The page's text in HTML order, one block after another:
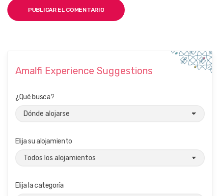
Amalfi Experience Suggestions
¿Qué busca?
Elija su alojamiento
Elija la categoría